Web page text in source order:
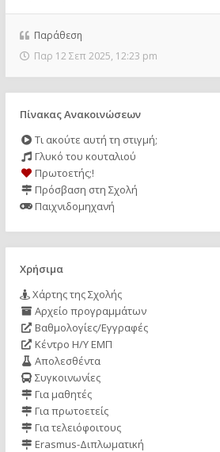
Παράθεση
Παρ 12 Σεπ 2025, 12:23 pm
Πίνακας Ανακοινώσεων
Τι ακούτε αυτή τη στιγμή;
Γλυκό του κουταλιού
Πρωτοετής;!
Πρόσβαση στη Σχολή
Παιχνιδομηχανή
Χρήσιμα
Χάρτης της Σχολής
Αρχείο προγραμμάτων
Βαθμολογίες/Εγγραφές
Κέντρο Η/Υ ΕΜΠ
Απολεσθέντα
Συγκοινωνίες
Για μαθητές
Για πρωτοετείς
Για τελειόφοιτους
Erasmus-Διπλωματική